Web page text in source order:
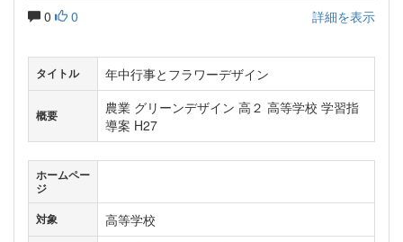
0 0 詳細を表示
タイトル 年中行事とフラワーデザイン
概要
農業 グリーンデザイン 高２ 高等学校 学習指
導案 H27
ホームペー
ジ
対象
高等学校